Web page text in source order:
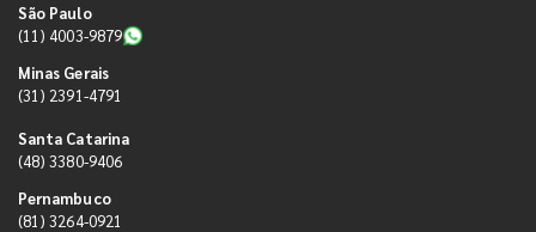
São Paulo
(11) 4003-9879
Minas Gerais
(31) 2391-4791
Santa Catarina
(48) 3380-9406
Pernambuco
(81) 3264-0921